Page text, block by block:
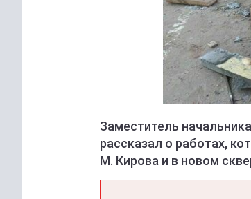
Заместитель
рассказал о работах,
М. Кирова и в новом